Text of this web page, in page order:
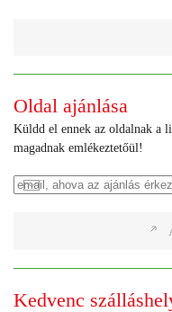
Oldal ajánlása
Küldd el ennek az oldalnak a
magadnak emlékeztetőül!
Kedvenc